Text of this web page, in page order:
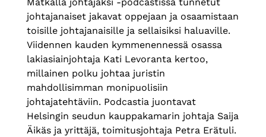
Matkalla johtajaksi -podcastissa tunnetut
johtajanaiset jakavat oppejaan ja osaamistaan
toisille johtajanaisille ja sellaisiksi haluaville.
Viidennen kauden kymmenennessä osassa
lakiasiainjohtaja Kati Levoranta kertoo,
millainen polku johtaa juristin
mahdollisimman monipuolisiin
johtajatehtäviin. Podcastia juontavat
Helsingin seudun kauppakamarin johtaja Saija
Äikäs ja yrittäjä, toimitusjohtaja Petra Erätuli.